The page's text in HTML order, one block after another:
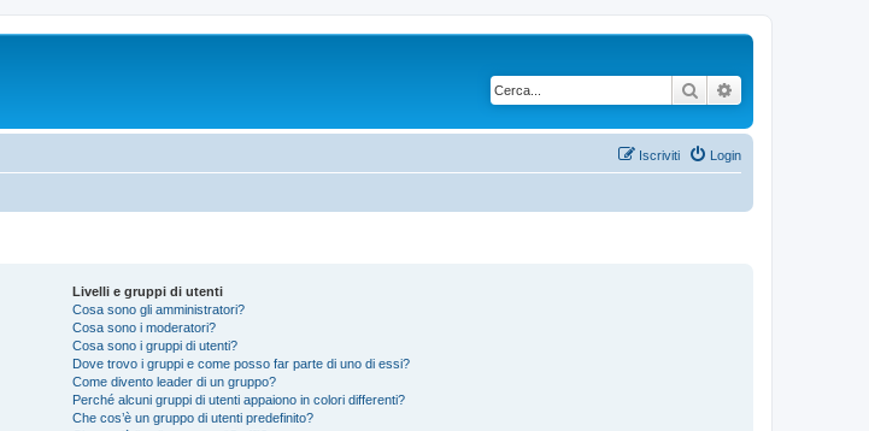
Cerca
Login
Iscriviti
Livelli e gruppi di utenti
Cosa sono gli amministratori?
Cosa sono i moderatori?
Cosa sono i gruppi di utenti?
Dove trovo i gruppi e come posso far parte di uno di essi?
Come divento leader di un gruppo?
Perché alcuni gruppi di utenti appaiono in colori differenti?
Che cos’è un gruppo di utenti predefinito?